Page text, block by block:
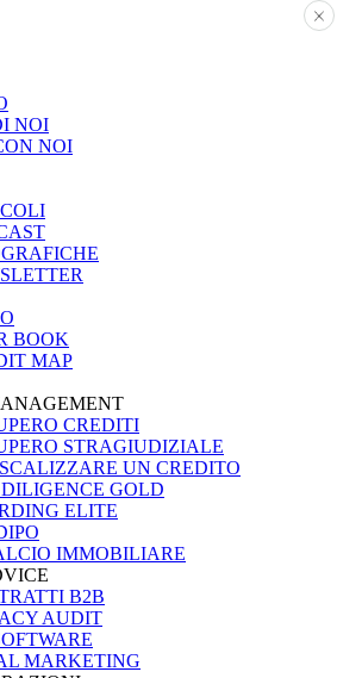
NOI
NOI
BOOK
MAP
CREDITI
STRAGIUDIZIALE
UN CREDITO
GOLD
ELITE
IMMOBILIARE
B2B
AUDIT
MARKETING